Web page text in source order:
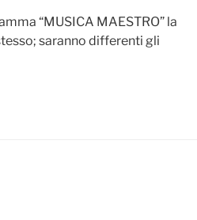
“MUSICA MAESTRO” la
saranno differenti gli